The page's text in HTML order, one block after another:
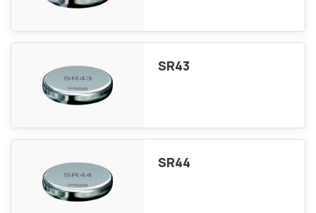
SR43
SR44